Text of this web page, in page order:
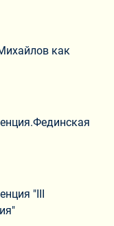
как
"III